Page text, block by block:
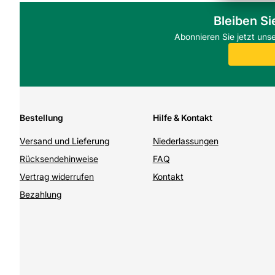
Bleiben
Abonnieren Sie jetzt
Bestellung
Versand und Lieferung
Rücksendehinweise
Vertrag widerrufen
Bezahlung
Hilfe & Kontakt
Niederlassungen
FAQ
Kontakt